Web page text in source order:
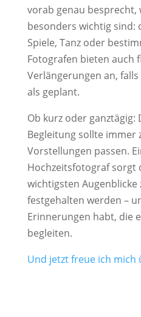
vorab genau besprecht,
besonders wichtig sind:
Spiele, Tanz oder
Fotografen bieten auch
Verlängerungen an,
als geplant.
Ob kurz oder ganztägig:
Begleitung sollte immer
Vorstellungen passen.
Hochzeitsfotograf sorgt
wichtigsten Augenblicke
festgehalten werden –
Erinnerungen habt, die
begleiten.
Und jetzt freue ich mich